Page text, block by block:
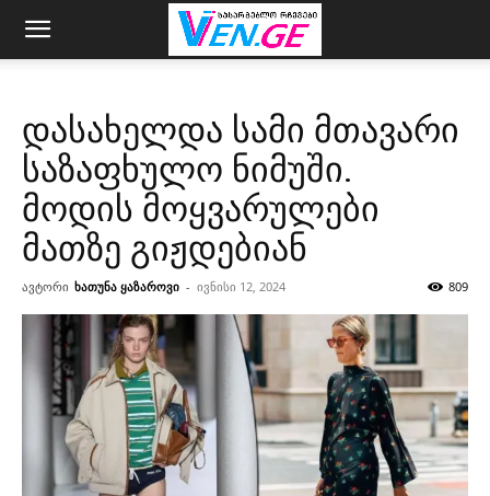
დასახელდა სამი მთავარი
საზაფხულო ნიმუში.
მოდის მოყვარულები
მათზე გიჟდებიან
ავტორი ხათუნა ყაზაროვი - ივნისი 12, 2024 809